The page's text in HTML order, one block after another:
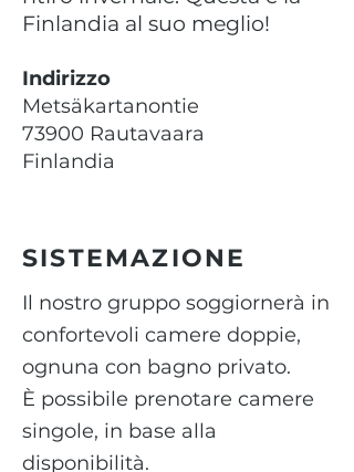
Finlandia al suo meglio!
Indirizzo
Metsäkartanontie
73900 Rautavaara
Finlandia
SISTEMAZIONE
Il nostro gruppo soggiornerà in
confortevoli camere doppie,
ognuna con bagno privato.
È possibile prenotare camere
singole, in base alla
disponibilità.